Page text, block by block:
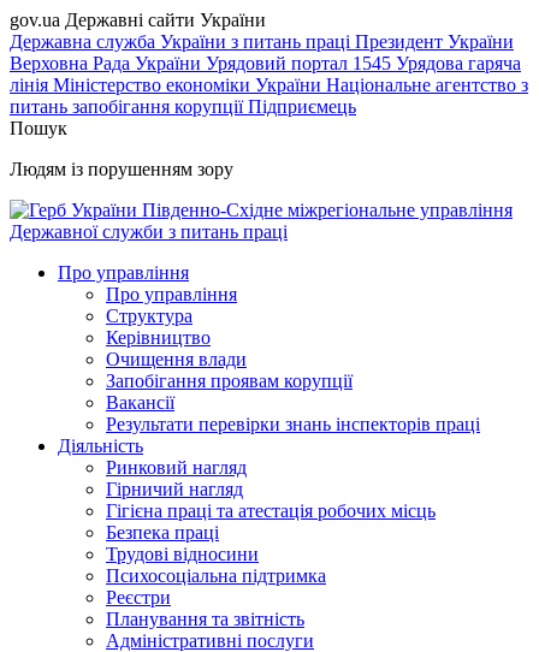
gov.ua Державні сайти України
Державна служба України з питань праці Президент України
Верховна Рада України Урядовий портал 1545 Урядова гаряча
лінія Міністерство економіки України Національне агентство з
питань запобігання корупціїПідприємець
Пошук
Людям із порушенням зору
Південно-Східне міжрегіональне управління
Державної служби з питань праці
Про управління
Про управління
Структура
Керівництво
Очищення влади
Запобігання проявам корупції
Вакансії
Результати перевірки знань інспекторів праці
Діяльність
Ринковий нагляд
Гірничий нагляд
Гігієна праці та атестація робочих місць
Безпека праці
Трудові відносини
Психосоціальна підтримка
Реєстри
Планування та звітність
Адміністративні послуги